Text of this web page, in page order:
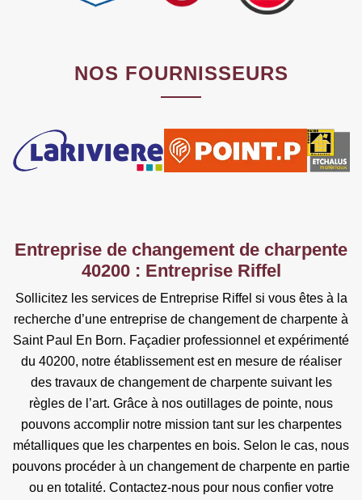
NOS FOURNISSEURS
Entreprise de changement de charpente
40200 : Entreprise Riffel
Sollicitez les services de Entreprise Riffel si vous êtes à la
recherche d’une entreprise de changement de charpente à
Saint Paul En Born. Façadier professionnel et expérimenté
du 40200, notre établissement est en mesure de réaliser
des travaux de changement de charpente suivant les
règles de l’art. Grâce à nos outillages de pointe, nous
pouvons accomplir notre mission tant sur les charpentes
métalliques que les charpentes en bois. Selon le cas, nous
pouvons procéder à un changement de charpente en partie
ou en totalité. Contactez-nous pour nous confier votre